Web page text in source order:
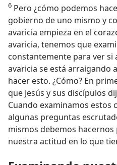
6 Pero ¿cómo podemos
gobierno de uno mismo y
avaricia empieza en el
avaricia, tenemos que
constantemente para ver si
avaricia se está arraigando
hacer esto. ¿Cómo? En
que Jesús y sus discípulos
Cuando examinamos estos
algunas preguntas
mismos debemos
nuestra actitud en lo que